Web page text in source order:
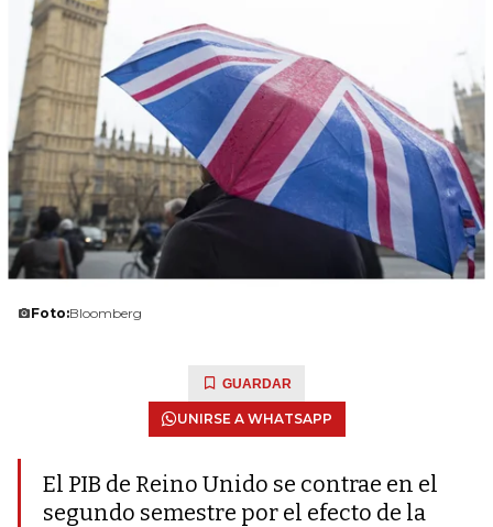
Foto:Bloomberg
GUARDAR
UNIRSE A WHATSAPP
El PIB de Reino Unido se contrae en el
segundo semestre por el efecto de la